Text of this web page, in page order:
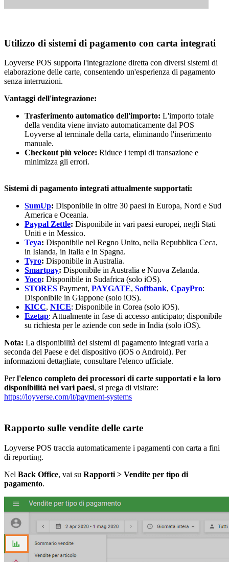
Utilizzo di sistemi di pagamento con carta integrati
Loyverse POS supporta l'integrazione diretta con diversi sistemi di
elaborazione delle carte, consentendo un'esperienza di pagamento
senza interruzioni.
Vantaggi dell'integrazione:
Trasferimento automatico dell'importo: L'importo totale
della vendita viene inviato automaticamente dal POS
Loyverse al terminale della carta, eliminando l'inserimento
manuale.
Checkout più veloce: Riduce i tempi di transazione e
minimizza gli errori.
Sistemi di pagamento integrati attualmente supportati:
SumUp: Disponibile in oltre 30 paesi in Europa, Nord e Sud
America e Oceania.
Paypal Zettle: Disponibile in vari paesi europei, negli Stati
Uniti e in Messico.
Teya: Disponibile nel Regno Unito, nella Repubblica Ceca,
in Islanda, in Italia e in Spagna.
Tyro: Disponibile in Australia.
Smartpay: Disponibile in Australia e Nuova Zelanda.
Yoco: Disponibile in Sudafrica (solo iOS).
STORES Payment, PAYGATE, Softbank, CpayPro:
Disponibile in Giappone (solo iOS).
KICC, NICE: Disponibile in Corea (solo iOS).
Ezetap: Attualmente in fase di accesso anticipato; disponibile
su richiesta per le aziende con sede in India (solo iOS).
Nota: La disponibilità dei sistemi di pagamento integrati varia a
seconda del Paese e del dispositivo (iOS o Android). Per
informazioni dettagliate, consultare l'elenco ufficiale.
Perl'elenco completo dei processori di carte supportati e la loro
disponibilità nei vari paesi, si prega di visitare:
https://loyverse.com/it/payment-systems
Rapporto sulle vendite delle carte
Loyverse POS traccia automaticamente i pagamenti con carta a fini
di reporting.
Nel Back Office, vai su Rapporti > Vendite per tipo di
pagamento.